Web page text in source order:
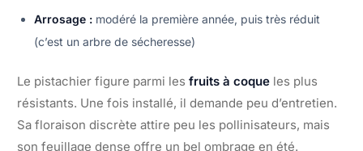
Arrosage : modéré la première année, puis très réduit
(c’est un arbre de sécheresse)
Le pistachier figure parmi les fruits à coque les plus
résistants. Une fois installé, il demande peu d’entretien.
Sa floraison discrète attire peu les pollinisateurs, mais
son feuillage dense offre un bel ombrage en été.